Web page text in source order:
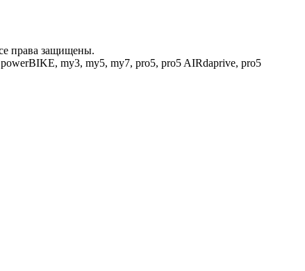
права защищены.
my3, my5, my7, pro5, pro5 AIRdaprive, pro5